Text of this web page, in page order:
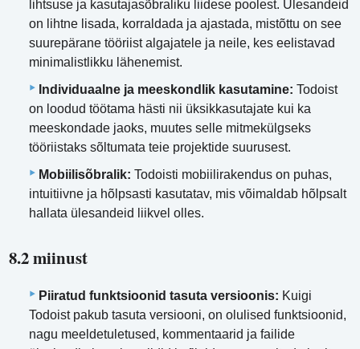
lihtsuse ja kasutajasõbraliku liidese poolest. Ülesandeid
on lihtne lisada, korraldada ja ajastada, mistõttu on see
suurepärane tööriist algajatele ja neile, kes eelistavad
minimalistlikku lähenemist.
Individuaalne ja meeskondlik kasutamine: Todoist
on loodud töötama hästi nii üksikkasutajate kui ka
meeskondade jaoks, muutes selle mitmekülgseks
tööriistaks sõltumata teie projektide suurusest.
Mobiilisõbralik: Todoisti mobiilirakendus on puhas,
intuitiivne ja hõlpsasti kasutatav, mis võimaldab hõlpsalt
hallata ülesandeid liikvel olles.
8.2 miinust
Piiratud funktsioonid tasuta versioonis: Kuigi
Todoist pakub tasuta versiooni, on olulised funktsioonid,
nagu meeldetuletused, kommentaarid ja failide